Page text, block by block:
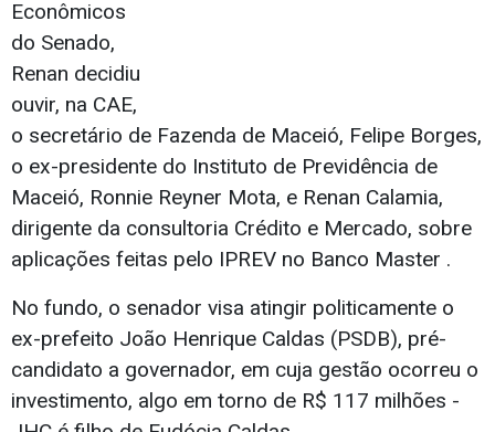
Econômicos
do Senado,
Renan decidiu
ouvir, na CAE,
o secretário de Fazenda de Maceió, Felipe Borges,
o ex-presidente do Instituto de Previdência de
Maceió, Ronnie Reyner Mota, e Renan Calamia,
dirigente da consultoria Crédito e Mercado, sobre
aplicações feitas pelo IPREV no Banco Master .
No fundo, o senador visa atingir politicamente o
ex-prefeito João Henrique Caldas (PSDB), pré-
candidato a governador, em cuja gestão ocorreu o
investimento, algo em torno de R$ 117 milhões -